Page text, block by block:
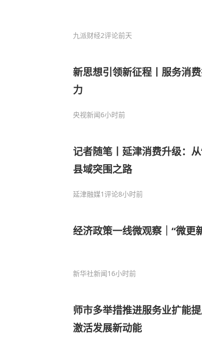
九派财经2评论前天
新思想引领新征程丨服务消
力
央视新闻6小时前
记者随笔丨延津消费升级：
县域突围之路
延津融媒1评论8小时前
经济政策一线微观察｜“微更
新华社新闻16小时前
师市多举措推进服务业扩能
激活发展新动能